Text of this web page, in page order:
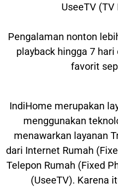
UseeTV
Pengalaman nonton
playback hingga 7
favorit
IndiHome merupakan
menggunakan
menawarkan layanan
dari Internet Rumah
Telepon Rumah (Fixed
(UseeTV). Karena